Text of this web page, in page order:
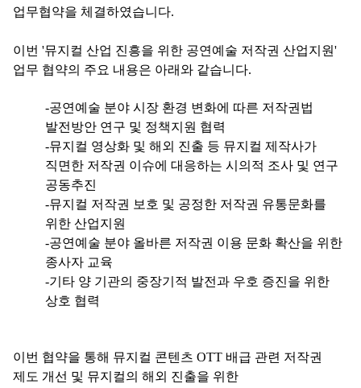
업무협약을 체결하였습니다.
이번 '뮤지컬 산업 진흥을 위한 공연예술 저작권 산업지원'
업무 협약의 주요 내용은 아래와 같습니다.
-공연예술 분야 시장 환경 변화에 따른 저작권법
발전방안 연구 및 정책지원 협력
-뮤지컬 영상화 및 해외 진출 등 뮤지컬 제작사가
직면한 저작권 이슈에 대응하는 시의적 조사 및 연구
공동추진
-뮤지컬 저작권 보호 및 공정한 저작권 유통문화를
위한 산업지원
-공연예술 분야 올바른 저작권 이용 문화 확산을 위한
종사자 교육
-기타 양 기관의 중장기적 발전과 우호 증진을 위한
상호 협력
이번 협약을 통해 뮤지컬 콘텐츠 OTT 배급 관련 저작권
제도 개선 및 뮤지컬의 해외 진출을 위한